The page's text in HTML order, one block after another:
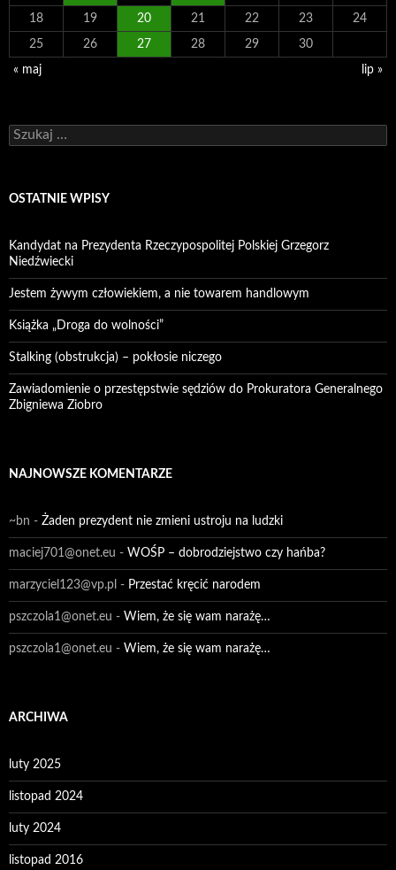
18 19 20 21 22 23 24
25 26 27 28 29 30
« maj lip »
Szukaj:
OSTATNIE WPISY
Kandydat na Prezydenta Rzeczypospolitej Polskiej Grzegorz
Niedźwiecki
Jestem żywym człowiekiem, a nie towarem handlowym
Książka „Droga do wolności”
Stalking (obstrukcja) – pokłosie niczego
Zawiadomienie o przestępstwie sędziów do Prokuratora Generalnego
Zbigniewa Ziobro
NAJNOWSZE KOMENTARZE
~bn - Żaden prezydent nie zmieni ustroju na ludzki
maciej701@onet.eu - WOŚP – dobrodziejstwo czy hańba?
marzyciel123@vp.pl - Przestać kręcić narodem
pszczola1@onet.eu - Wiem, że się wam narażę…
pszczola1@onet.eu - Wiem, że się wam narażę…
ARCHIWA
luty 2025
listopad 2024
luty 2024
listopad 2016